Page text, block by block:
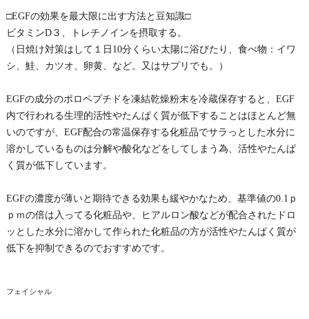
□EGFの効果を最大限に出す方法と豆知識□
ビタミンD３、トレチノインを摂取する。
（日焼け対策はして１日10分くらい太陽に浴びたり、食べ物：イワ
シ、鮭、カツオ、卵黄、など。又はサプリでも。）
EGFの成分のポロペプチドを凍結乾燥粉末を冷蔵保存すると、EGF
内で行われる生理的活性やたんぱく質が低下することはほとんど無
いのですが、EGF配合の常温保存する化粧品でサラっとした水分に
溶かしているものは分解や酸化などをしてしまう為、活性やたんぱ
く質が低下しています。
EGFの濃度が薄いと期待できる効果も緩やかなため、基準値の0.1ｐ
ｐｍの倍は入ってる化粧品や、ヒアルロン酸などが配合されたドロ
ッとした水分に溶かして作られた化粧品の方が活性やたんぱく質が
低下を抑制できるのでおすすめです。
フェイシャル